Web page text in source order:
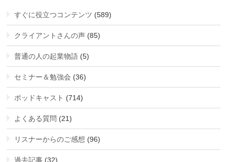
すぐに役立つコンテンツ (589)
クライアントさんの声 (85)
普通の人の起業物語 (5)
セミナー＆勉強会 (36)
ポッドキャスト (714)
よくある質問 (21)
リスナーからのご感想 (96)
過去記事 (32)